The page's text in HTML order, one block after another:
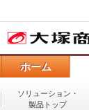
ホーム
ソリューション・
製品トップ